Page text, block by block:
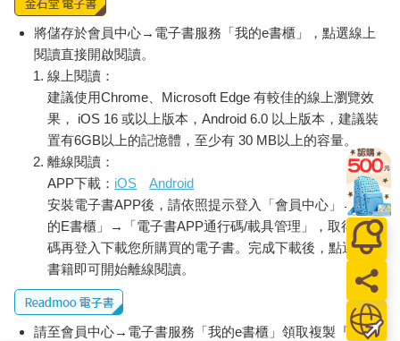
將儲存於會員中心→電子書服務「我的e書櫃」，點選線上
閱讀直接開啟閱讀。
線上閱讀：
建議使用Chrome、Microsoft Edge 有較佳的線上瀏覽效
果， iOS 16 或以上版本，Android 6.0 以上版本，建議裝
置有6GB以上的記憶體，至少有 30 MB以上的容量。
離線閱讀：
APP下載： iOS
Android
安裝電子書APP後，請依照提示登入「會員中心」→「我
的E書櫃」→「電子書APP通行碼/載具管理」，取得通行
碼再登入下載您所購買的電子書。完成下載後，點選任一
書籍即可開始離線閱讀。
請至會員中心→電子書服務「我的e書櫃」領取複製『兌換